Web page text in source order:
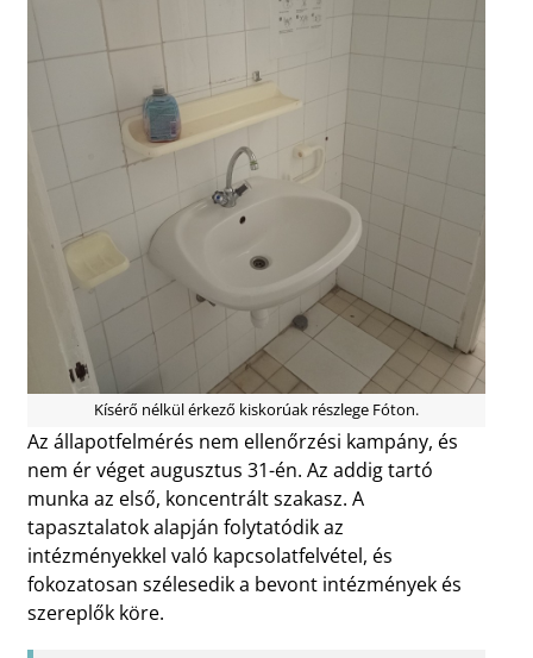
Kísérő nélkül érkező kiskorúak részlege Fóton.
Az állapotfelmérés nem ellenőrzési kampány, és
nem ér véget augusztus 31-én. Az addig tartó
munka az első, koncentrált szakasz. A
tapasztalatok alapján folytatódik az
intézményekkel való kapcsolatfelvétel, és
fokozatosan szélesedik a bevont intézmények és
szereplők köre.